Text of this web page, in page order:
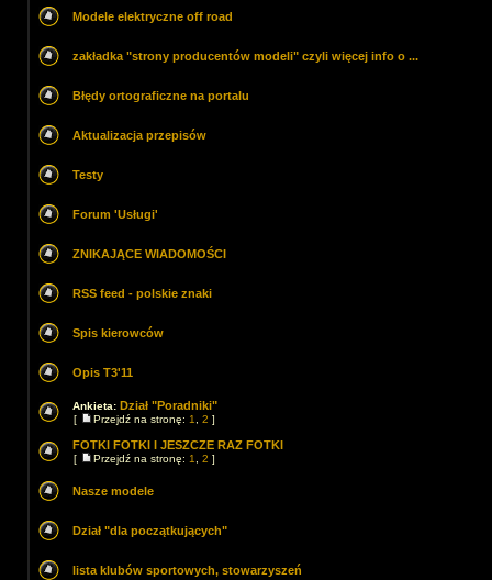
Modele elektryczne off road
zakładka "strony producentów modeli" czyli więcej info o ...
Błędy ortograficzne na portalu
Aktualizacja przepisów
Testy
Forum 'Usługi'
ZNIKAJĄCE WIADOMOŚCI
RSS feed - polskie znaki
Spis kierowców
Opis T3'11
Ankieta: Dział "Poradniki"
[ Przejdź na stronę: 1 2 ]
FOTKI FOTKI I JESZCZE RAZ FOTKI
[ Przejdź na stronę: 1 2 ]
Nasze modele
Dział "dla początkujących"
lista klubów sportowych, stowarzyszeń